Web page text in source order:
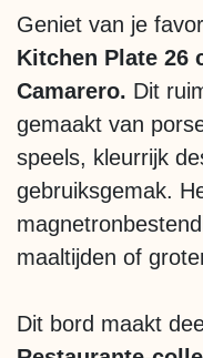
Geniet van je
Kitchen Plate 26
Camarero. Dit
gemaakt van
speels, kleurrijk
gebruiksgemak.
maaltijden of
Dit bord maakt